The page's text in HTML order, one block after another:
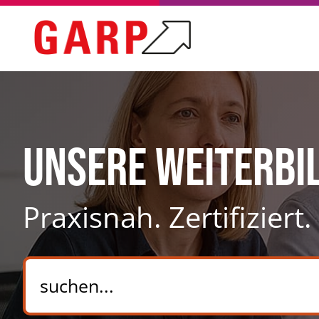
Unsere
Praxisnah.